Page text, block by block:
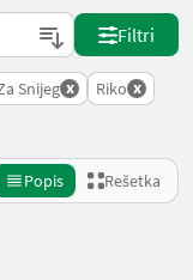
Filtri
Snijeg x Riko x
Popis Rešetka